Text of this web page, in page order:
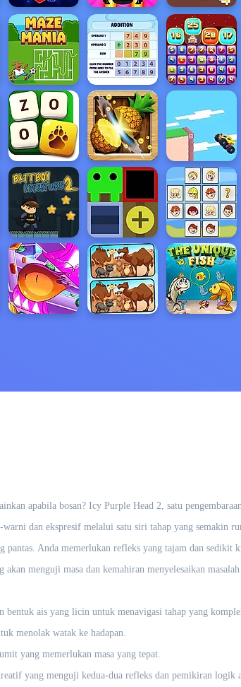
apabila bosan? Icy Purple Head 2, satu
dan ekspresif melalui satu siri tahap yang semakin
Anda memerlukan refleks yang tajam dan sedikit
menguji masa dan kemahiran menyelesaikan masalah
bentuk ais yang licin untuk menavigasi tahap yang
menolak watak ke hadapan.
yang memerlukan masa yang tepat.
yang menguji kedua-dua refleks dan pemikiran logik